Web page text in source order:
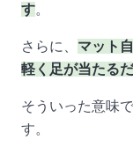
す。
さらに、 マット
軽く足が当たる
そういった意味
す。